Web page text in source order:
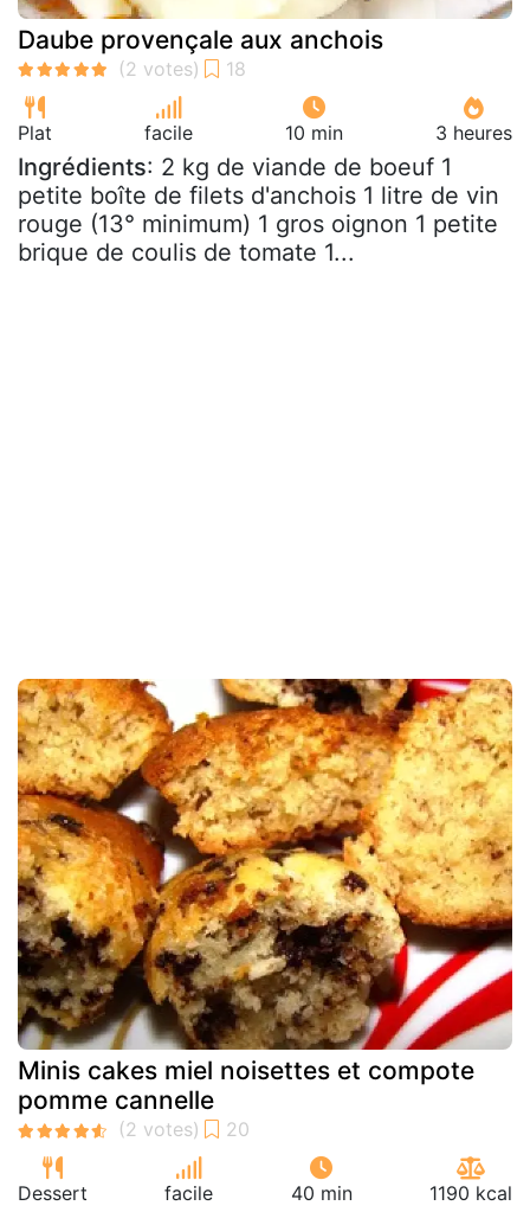
Daube provençale aux anchois
Plat facile 10 min 3 heures
Ingrédients: 2 kg de viande de boeuf 1
petite boîte de filets d'anchois 1 litre de vin
rouge (13° minimum) 1 gros oignon 1 petite
brique de coulis de tomate 1...
Minis cakes miel noisettes et compote
pomme cannelle
Dessert facile 40 min 1190 kcal